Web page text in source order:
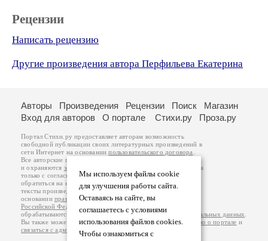
Рецензии
Написать рецензию
Другие произведения автора Перфильева Екатерина
Мы используем файлы cookie
для улучшения работы сайта.
Оставаясь на сайте, вы
соглашаетесь с условиями
использования файлов cookies.
Чтобы ознакомиться с
Авторы Произведения Рецензии Поиск
Магазин
Вход для авторов
О портале Стихи.ру Проза.ру
Портал Стихи.ру предоставляет авторам возможность
свободной публикации своих литературных произведений в
сети Интернет на основаниипользовательского договора
Все авторские права на произведения принадлежат авторам
и охраняются законом
. Перепечатка произведений возможна
только с согласия его автора, к которому вы можете
обратиться на его авторской странице. Ответственность за
тексты произведений авторы несут самостоятельно на
основанииправил публикацииизаконодательства
Российской Федерации
обрабатываются на основанииПолитики обработки персональных данных
Вы также можете посмотреть более подробнуюинформацию о портале и
связаться с администрацией